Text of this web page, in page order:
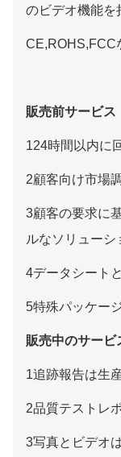
のビデオ機能を
CE,ROHS,FCC
販売前サービス
124時間以内に
2顧客向け市場
3顧客の要求に
ルなソリューシ
4データシート
5特殊パッケー
販売中のサービ
1追跡報告は生
2品質テストレ
3写真とビデオ